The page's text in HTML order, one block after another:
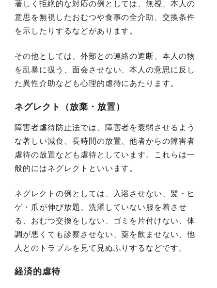
著しく拒絶的な対応の例としては、無視、本人の
意思を無視したおむつや食事の全介助、交換条件
を示したりするなどがあります。
その他としては、外部との連絡の遮断、本人の物
を乱暴に扱う、面会させない、本人の意思に反し
た異性介助なども心理的虐待にあたります。
ネグレクト（放棄・放置）
障害者虐待防止法では、障害者を衰弱させるよう
な著しい減食、長時間の放置、他者からの障害者
虐待の放置なども虐待としています。これらは一
般的にはネグレクトといいます。
ネグレクトの例としては、入浴させない、髪・ヒ
ゲ・爪が伸び放題、洗濯していない服を着させ
る、おむつ交換をしない、ゴミを片付けない、体
調が悪くても診察させない、薬を飲ませない、他
人とのトラブルを見て見ぬふりするなどです。
経済的虐待